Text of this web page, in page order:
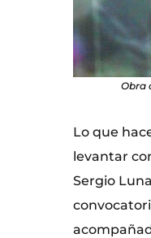
Obra
Lo que
levantar
Sergio